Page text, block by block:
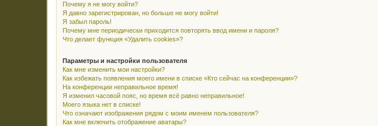
Почему я не могу войти?
Я давно зарегистрирован, но больше не могу войти!
Я забыл пароль!
Почему мне периодически приходится повторять ввод имени и пароля?
Что делает функция «Удалить cookies»?
Параметры и настройки пользователя
Как мне изменить мои настройки?
Как избежать появления моего имени в списке «Кто сейчас на конференции»?
На конференции неправильное время!
Я изменил часовой пояс, но время всё равно неправильное!
Моего языка нет в списке!
Что означают изображения рядом с моим именем пользователя?
Как мне включить отображение аватары?